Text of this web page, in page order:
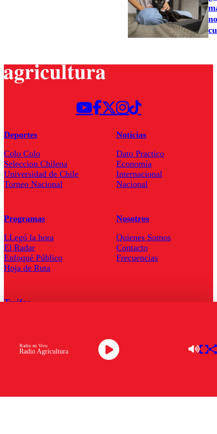
Radio Agricultura
Radio en Vivo
Deportes
Colo Colo
Seleccion Chilena
Universidad de Chile
Torneo Nacional
Noticias
Dato Practico
Economía
Internacional
Nacional
Programas
LLegó la hora
El Radar
Enfoqué Público
Hoja de Ruta
Nosotros
Quienes Somos
Contacto
Frecuencias
Tarifas
Descarga la APP